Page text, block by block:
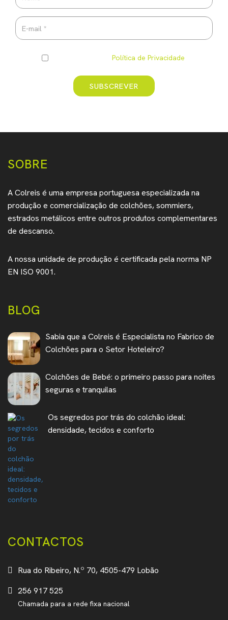
Política de Privacidade
SUBSCREVER
SOBRE
A Colreis é uma empresa portuguesa especializada na
produção e comercialização de colchões, sommiers,
estrados metálicos entre outros produtos complementares
de descanso.
A nossa unidade de produção é certificada pela norma NP
EN ISO 9001.
BLOG
Sabia que a Colreis é Especialista no Fabrico de
Colchões para o Setor Hoteleiro?
Colchões de Bebé: o primeiro passo para noites
seguras e tranquilas
Os segredos por trás do colchão ideal:
densidade, tecidos e conforto
CONTACTOS
Rua do Ribeiro, N.º 70, 4505-479 Lobão
256 917 525
Chamada para a rede fixa nacional